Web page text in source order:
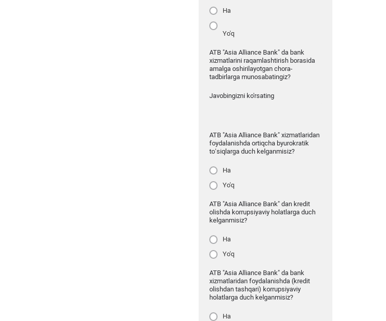
Ha
Yo'q
ATB "Asia Alliance Bank" da bank
xizmatlarini raqamlashtirish borasida
amalga oshirilayotgan chora-
tadbirlarga munosabatingiz?
Javobingizni ko'rsating
ATB "Asia Alliance Bank" xizmatlaridan
foydalanishda ortiqcha byurokratik
to‘siqlarga duch kelganmisiz?
Ha
Yo'q
ATB "Asia Alliance Bank" dan kredit
olishda korrupsiyaviy holatlarga duch
kelganmisiz?
Ha
Yo'q
ATB "Asia Alliance Bank" da bank
xizmatlaridan foydalanishda (kredit
olishdan tashqari) korrupsiyaviy
holatlarga duch kelganmisiz?
Ha